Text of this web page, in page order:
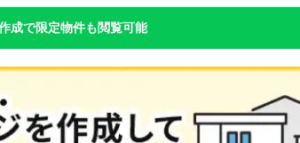
成で限定物件も閲覧可能